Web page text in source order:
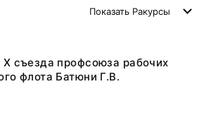
Показать Ракурсы
X съезда профсоюза рабочих
флота Батюни Г.В.